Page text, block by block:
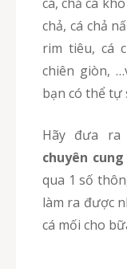
chả, cá chả
rim tiêu, cá
chiên giòn,
bạn có thể tự
Hãy đưa
chuyên
qua 1 số
làm ra được
cá mối cho